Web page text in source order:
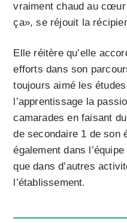
vraiment chaud au cœur
ça», se réjouit la
Elle réitère qu’elle
efforts dans son
toujours aimé les
l’apprentissage la
camarades en faisant
de secondaire 1 de son
également dans
que dans d’autres
l’établissement.